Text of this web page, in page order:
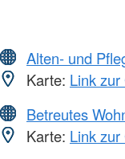
Alten- und
Karte: Link
Betreutes
Karte: Link